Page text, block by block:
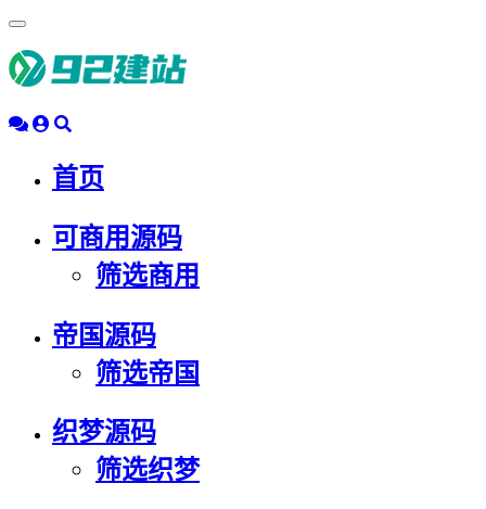
动
导
首页
可商用源码
筛选商用
帝国源码
筛选帝国
织梦源码
筛选织梦